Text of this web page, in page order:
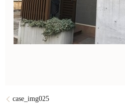
case_img025